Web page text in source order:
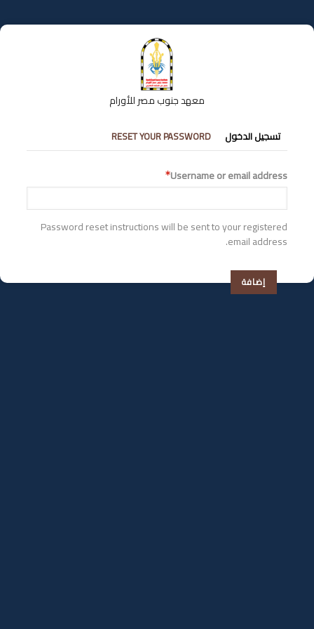
إلى
المحتوى
معهد جنوب مصر للأورام
التبويبات
الأساسية
تسجيل الدخول RESET YOUR PASSWORD
Username or email address
Password reset instructions will be sent to your registered
email address.